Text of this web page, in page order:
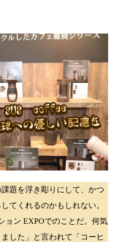
題を浮き彫りにして、かつ
てくれるのかもしれない。
ョン EXPOでのことだ。何気
した」と言われて「コーヒ